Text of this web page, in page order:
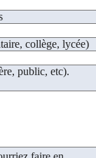
collège, lycée)
public, etc).